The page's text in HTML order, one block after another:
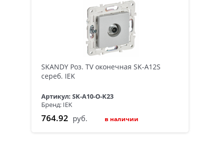
SKANDY Роз. TV оконечная SK-A12S
сереб. IEK
Артикул: SK-A10-O-K23
Бренд: IEK
764.92 руб. в наличии